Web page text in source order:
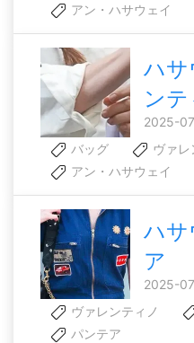
アン・ハサウェイ
ハサ
ンテ
2025-
バッグ
ヴァレ
アン・ハサウェイ
ハサ
ア
2025-
ヴァレンティノ
パンテア